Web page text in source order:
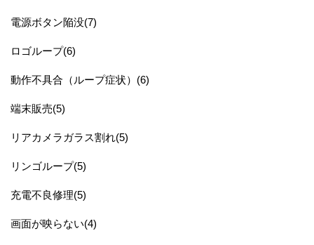
電源ボタン陥没(7)
ロゴループ(6)
動作不具合（ループ症状）(6)
端末販売(5)
リアカメラガラス割れ(5)
リンゴループ(5)
充電不良修理(5)
画面が映らない(4)